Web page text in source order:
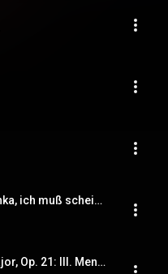
Beethoven - Schöne Minka, ich muß scheiden
Symphony No. 1 in C Major, Op. 21: III. Menuetto. Allegro molto e vivace